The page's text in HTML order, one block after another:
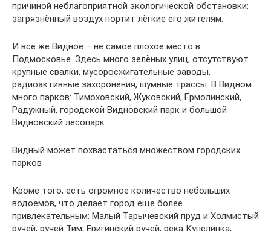
причиной неблагоприятной экологической обстановки:
загрязнённый воздух портит лёгкие его жителям.
И все же Видное – не самое плохое место в
Подмосковье. Здесь много зелёных улиц, отсутствуют
крупные свалки, мусоросжигательные заводы,
радиоактивные захоронения, шумные трассы. В Видном
много парков: Тимоховский, Жуковский, Ермолинский,
Радужный, городской Видновский парк и большой
Видновский лесопарк.
Видный может похвастаться множеством городских
парков
Кроме того, есть огромное количество небольших
водоёмов, что делает город ещё более
привлекательным: Малый Тарычевский пруд и Холмистый
ручей, ручей Тим, Еригинский ручей, река Купелинка,